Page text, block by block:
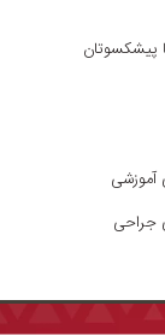
پیشکسوتان
آموزشی
جراحی